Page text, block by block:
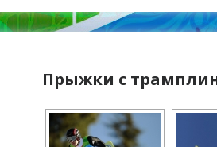
Прыжки с